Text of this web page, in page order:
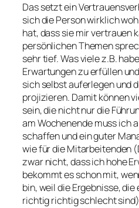
Das setzt ein
sich die Person wirklich
hat, dass sie mir vertrauen
persönlichen Themen
sehr tief. Was viele z.B.
Erwartungen zu erfüllen
sich selbst auferlegen und
projizieren. Damit können
sein, die nicht nur die
am Wochenende muss ich
schaffen und ein guter
wie für die Mitarbeitenden
zwar nicht, dass ich hohe
bekommt es schon mit,
bin, weil die Ergebnisse,
richtig richtig schlecht